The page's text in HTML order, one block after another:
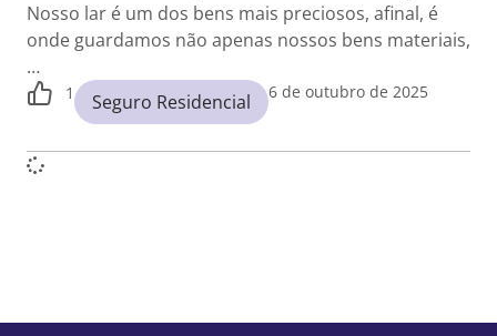
Nosso lar é um dos bens mais preciosos, afinal, é
onde guardamos não apenas nossos bens materiais,
…
1 Seguro Residencial 6 de outubro de 2025